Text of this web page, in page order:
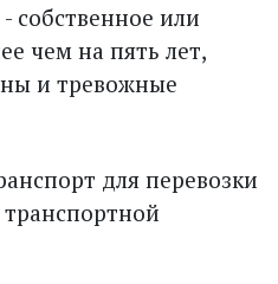
собственное или
чем на пять лет,
и тревожные
для перевозки